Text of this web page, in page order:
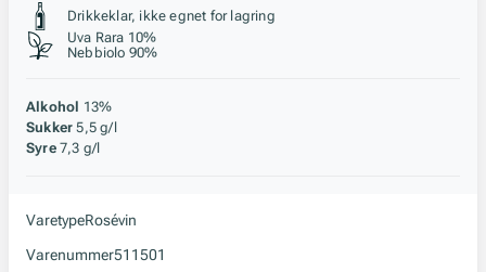
Stil, lagring og råstoff
Drikkeklar, ikke egnet for lagring
Uva Rara 10%
Nebbiolo 90%
Alkohol 13%
Sukker 5,5 g/l
Syre 7,3 g/l
VaretypeRosévin
Varenummer511501